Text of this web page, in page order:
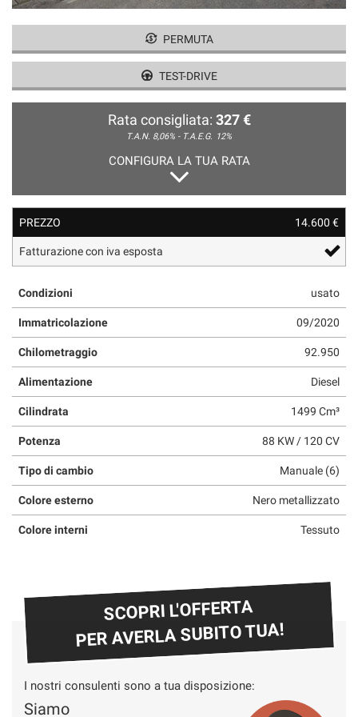
PERMUTA
TEST-DRIVE
Rata consigliata: 327 €
T.A.N. 8,06% - T.A.E.G. 12%
CONFIGURA LA TUA RATA
PREZZO 14.600 €
Fatturazione con iva esposta
Condizioni usato
Immatricolazione 09/2020
Chilometraggio 92.950
Alimentazione Diesel
Cilindrata 1499 Cm³
Potenza 88 KW / 120 CV
Tipo di cambio Manuale (6)
Colore esterno Nero metallizzato
Colore interni Tessuto
SCOPRI L'OFFERTA
PER AVERLA SUBITO TUA!
I nostri consulenti sono a tua disposizione:
Siamo
tracciamento
per
le
funzionalità
seguito
Per
ottenere
sull'utilità
e
sul
funzionamento
di
strumenti
di
si
rimanda
alla
cookie
policy.
Puoi
rivedere
tue
scelte
in
qualsiasi
momento.